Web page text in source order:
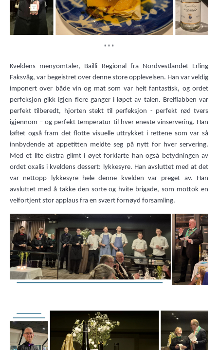
***
Kveldens menyomtaler, Bailli Regional fra Nordvestlandet Erling
Faksvåg, var begeistret over denne store opplevelsen. Han var veldig
imponert over både vin og mat som var helt fantastisk, og ordet
perfeksjon gikk igjen flere ganger i løpet av talen. Breiflabben var
perfekt tilberedt, hjorten stekt til perfeksjon - perfekt rød tvers
igjennom – og perfekt temperatur til hver eneste vinservering. Han
løftet også fram det flotte visuelle uttrykket i rettene som var så
innbydende at appetitten meldte seg på nytt for hver servering.
Med et lite ekstra glimt i øyet forklarte han også betydningen av
ordetoxalis i kveldens dessert: lykkesyre. Han avsluttet med at det
var nettopp lykkesyre hele denne kvelden var preget av. Han
avsluttet med å takke den sorte og hvite brigade, som mottok en
velfortjent stor applaus fra en svært fornøyd forsamling.